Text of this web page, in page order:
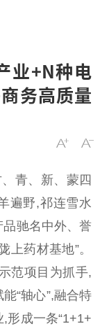
业+N种电
务高质量
青、新、蒙四
遍野,祁连雪水
驰名中外、誉
上药材基地”。
范项目为抓手,
“轴心”,融合特
形成一条“1+1+